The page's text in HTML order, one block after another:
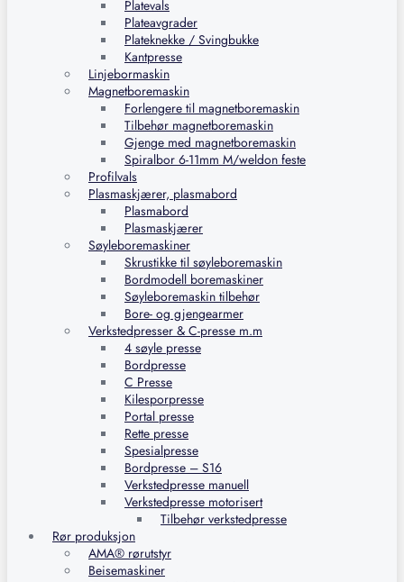
Platevals
Plateavgrader
Plateknekke / Svingbukke
Kantpresse
Linjebormaskin
Magnetboremaskin
Forlengere til magnetboremaskin
Tilbehør magnetboremaskin
Gjenge med magnetboremaskin
Spiralbor 6-11mm M/weldon feste
Profilvals
Plasmaskjærer, plasmabord
Plasmabord
Plasmaskjærer
Søyleboremaskiner
Skrustikke til søyleboremaskin
Bordmodell boremaskiner
Søyleboremaskin tilbehør
Bore- og gjengearmer
Verkstedpresser & C-presse m.m
4 søyle presse
Bordpresse
C Presse
Kilesporpresse
Portal presse
Rette presse
Spesialpresse
Bordpresse – S16
Verkstedpresse manuell
Verkstedpresse motorisert
Tilbehør verkstedpresse
Rør produksjon
AMA® rørutstyr
Beisemaskiner